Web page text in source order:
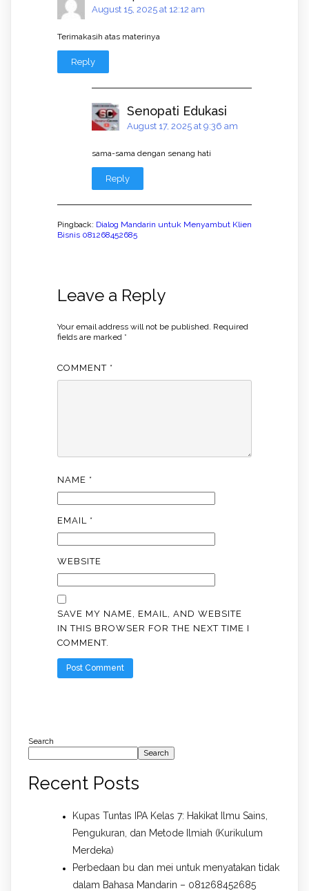
August 15, 2025 at 12:12 am
Terimakasih atas materinya
Reply
Senopati Edukasi
August 17, 2025 at 9:36 am
sama-sama dengan senang hati
Reply
Pingback: Dialog Mandarin untuk Menyambut Klien
Bisnis 081268452685
Leave a Reply
Your email address will not be published. Required
fields are marked *
COMMENT *
NAME *
EMAIL *
WEBSITE
SAVE MY NAME, EMAIL, AND WEBSITE
IN THIS BROWSER FOR THE NEXT TIME I
COMMENT.
Search
Search
Recent Posts
Kupas Tuntas IPA Kelas 7: Hakikat Ilmu Sains,
Pengukuran, dan Metode Ilmiah (Kurikulum
Merdeka)
Perbedaan bu dan mei untuk menyatakan tidak
dalam Bahasa Mandarin – 081268452685